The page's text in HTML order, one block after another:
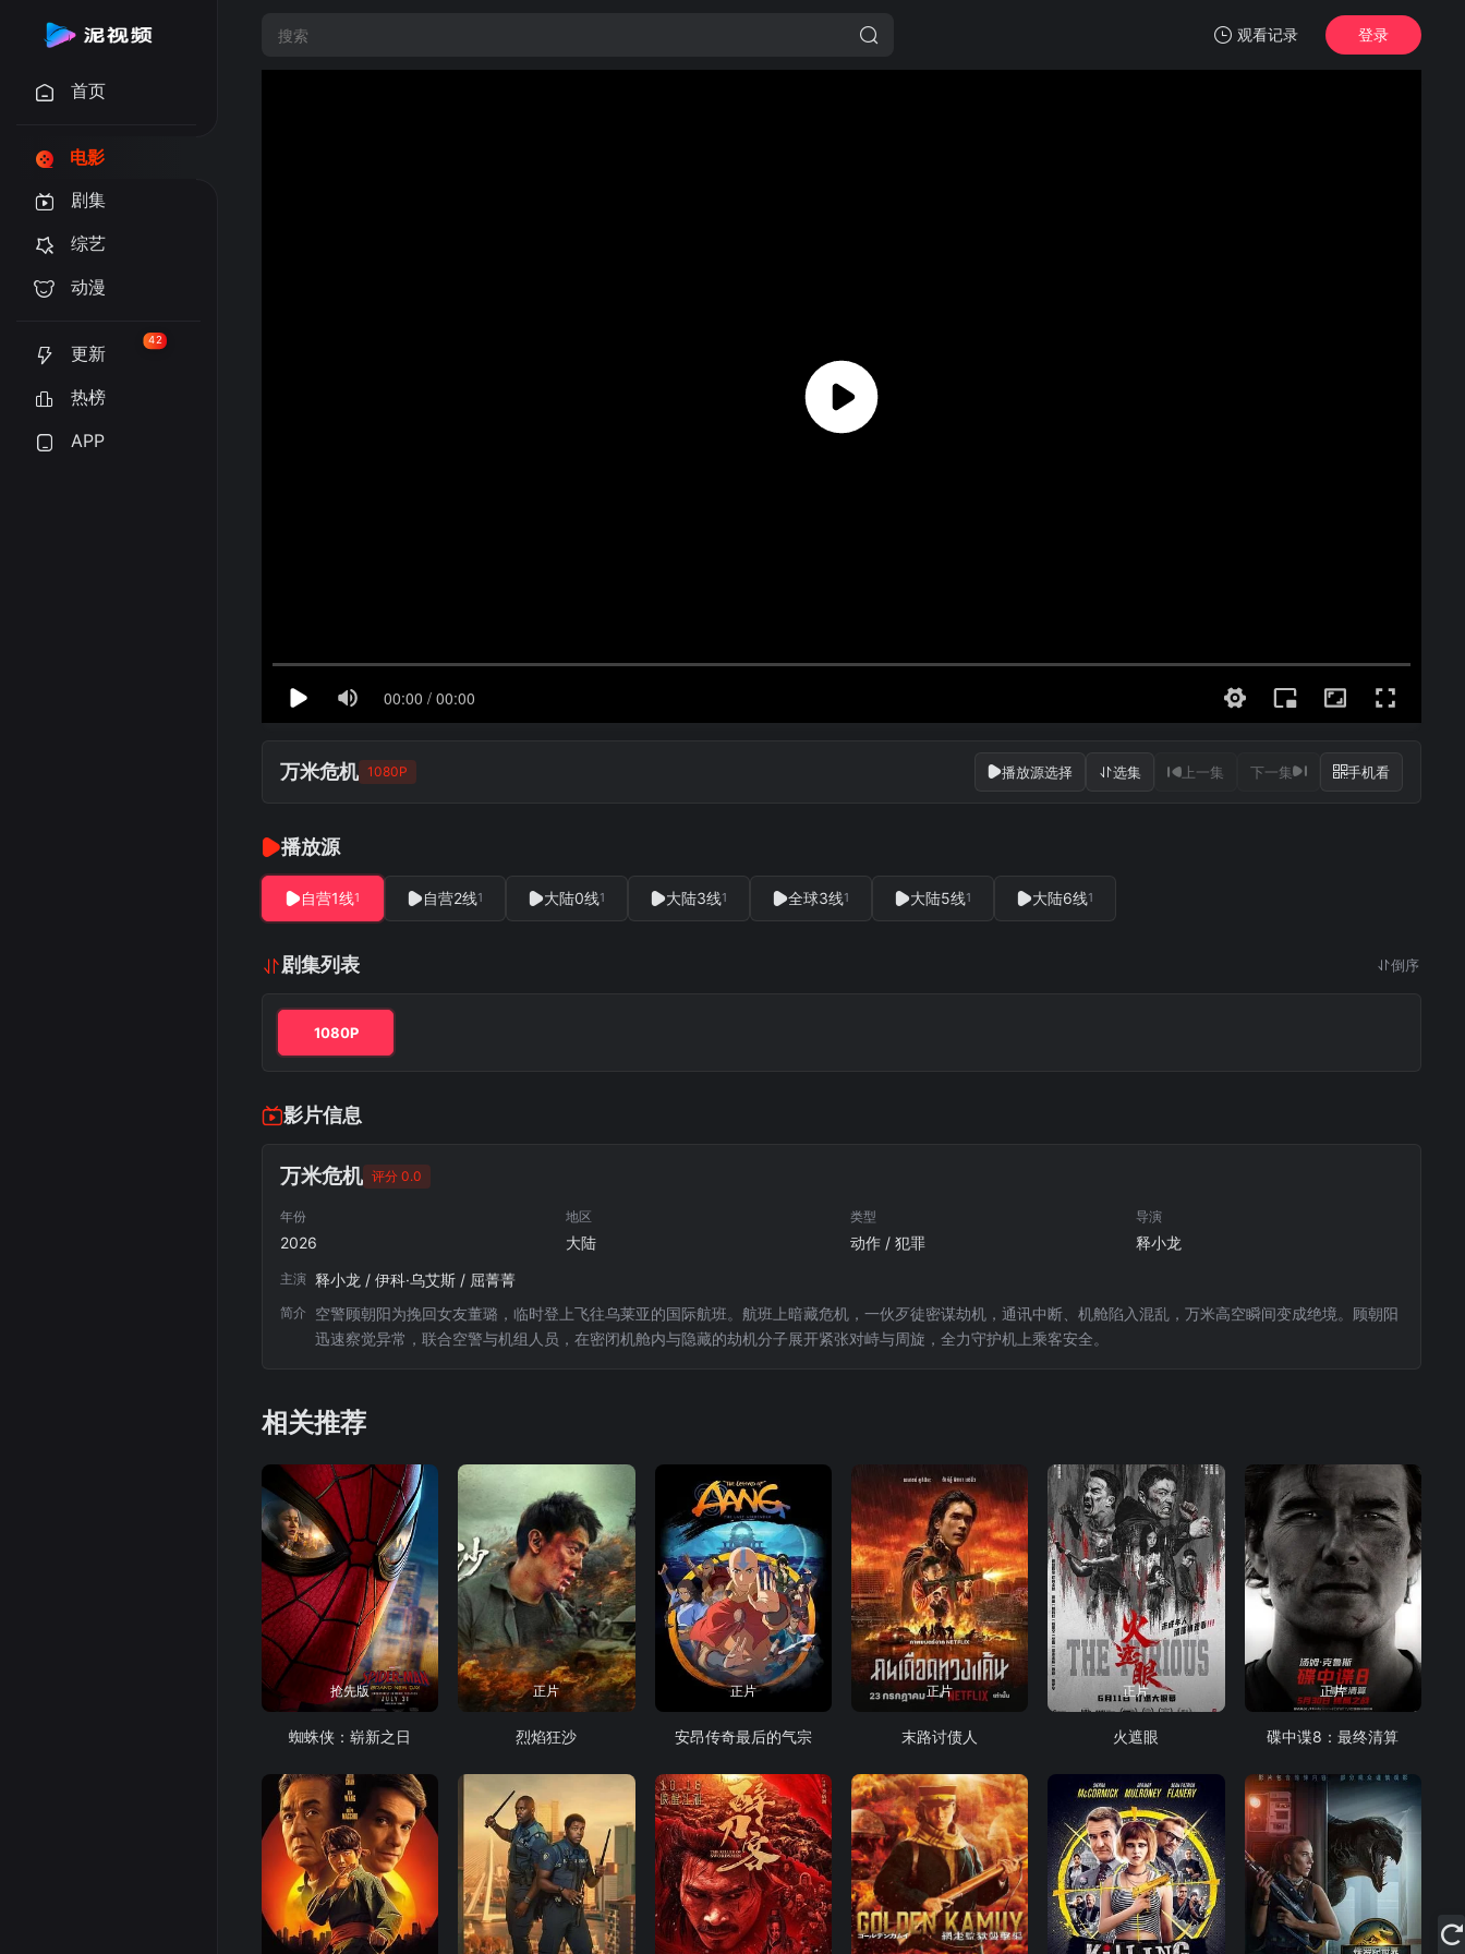
观看记录 登录
首页
电影
剧集
综艺
动漫
更新
42
热榜
APP
万米危机 1080P 播放源选择 选集 上一集 下一集 手机看
播放源
自营1线1 自营2线1 大陆0线1 大陆3线1 全球3线1 大陆5线1 大陆6线1
剧集列表 倒序
1080P
影片信息
万米危机 评分 0.0
年份
2026
地区
大陆
类型
动作 / 犯罪
导演
释小龙
主演 释小龙 / 伊科·乌艾斯 / 屈菁菁
简介
空警顾朝阳为挽回女友董璐，临时登上飞往乌莱亚的国际航班。航班上暗藏危机，一伙歹徒密谋劫机，通讯中断、机舱陷入混乱，万米高空瞬间变成绝境。顾朝阳
迅速察觉异常，联合空警与机组人员，在密闭机舱内与隐藏的劫机分子展开紧张对峙与周旋，全力守护机上乘客安全。
相关推荐
抢先版
蜘蛛侠：崭新之日
正片
烈焰狂沙
正片
安昂传奇最后的气宗
正片
末路讨债人
正片
火遮眼
正片
碟中谍8：最终清算